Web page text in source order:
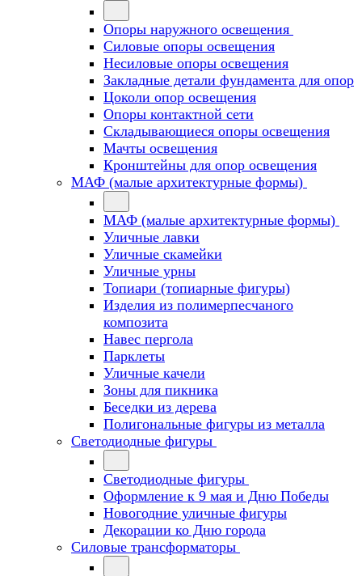
Опоры наружного освещения
Силовые опоры освещения
Несиловые опоры освещения
Закладные детали фундамента для опор
Цоколи опор освещения
Опоры контактной сети
Cкладывающиеся опоры освещения
Мачты освещения
Кронштейны для опор освещения
МАФ (малые архитектурные формы)
МАФ (малые архитектурные формы)
Уличные лавки
Уличные скамейки
Уличные урны
Топиари (топиарные фигуры)
Изделия из полимерпесчаного
композита
Навес пергола
Парклеты
Уличные качели
Зоны для пикника
Беседки из дерева
Полигональные фигуры из металла
Светодиодные фигуры
Светодиодные фигуры
Оформление к 9 мая и Дню Победы
Новогодние уличные фигуры
Декорации ко Дню города
Силовые трансформаторы